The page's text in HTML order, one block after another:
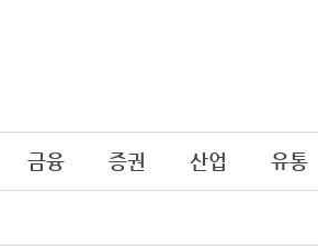
금융 증권 산업 유통